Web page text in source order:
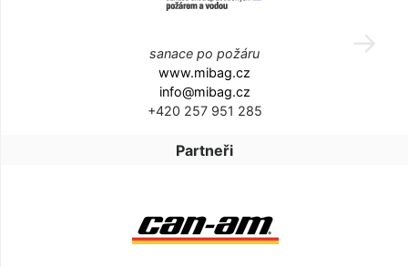
sanace po požáru
www.mibag.cz
info@mibag.cz
+420 257 951 285
Partneři